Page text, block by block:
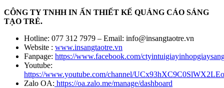
CÔNG TY TNHH IN ẤN THIẾT KẾ QUẢNG CÁO SÁNG
TẠO TRẺ.
Hotline: 077 312 7979 – Email: info@insangtaotre.vn
Website : www.insangtaotre.vn
Fanpage: https://www.facebook.com/
Youtube:
https://www.youtube.com/channel/
Zalo OA: https://oa.zalo.me/manage/dashboard